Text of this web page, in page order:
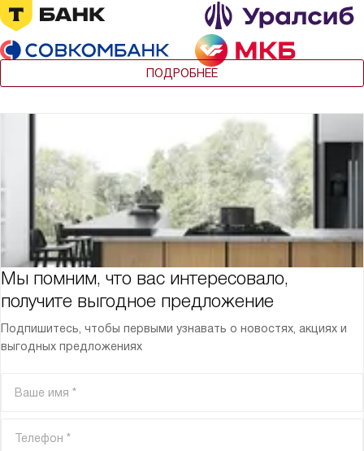
ПОДРОБНЕЕ
Мы помним, что вас интересовало,
получите выгодное предложение
Подпишитесь, чтобы первыми узнавать о новостях, акциях и
выгодных предложениях